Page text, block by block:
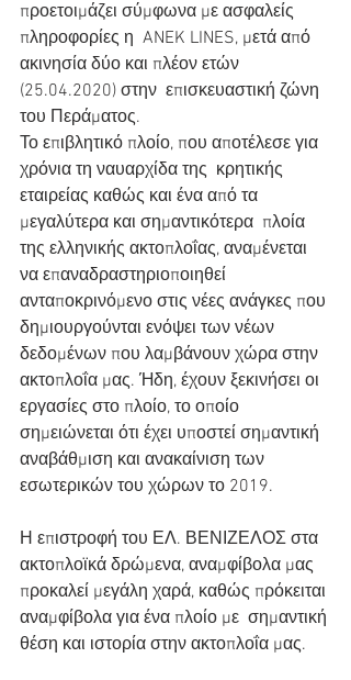
προετοιμάζει σύμφωνα με ασφαλείς
πληροφορίες η  ANEK LINES, μετά από
ακινησία δύο και πλέον ετών
(25.04.2020) στην  επισκευαστική ζώνη
του Περάματος.
Το επιβλητικό πλοίο, που αποτέλεσε για
χρόνια τη ναυαρχίδα της  κρητικής
εταιρείας καθώς και ένα από τα
μεγαλύτερα και σημαντικότερα  πλοία
της ελληνικής ακτοπλοΐας, αναμένεται
να επαναδραστηριοποιηθεί
ανταποκρινόμενο στις νέες ανάγκες που
δημιουργούνται ενόψει των νέων
δεδομένων που λαμβάνουν χώρα στην
ακτοπλοΐα μας. Ήδη, έχουν ξεκινήσει οι
εργασίες στο πλοίο, το οποίο
σημειώνεται ότι έχει υποστεί σημαντική
αναβάθμιση και ανακαίνιση των
εσωτερικών του χώρων το 2019.
Η επιστροφή του ΕΛ. ΒΕΝΙΖΕΛΟΣ στα
ακτοπλοϊκά δρώμενα, αναμφίβολα μας
προκαλεί μεγάλη χαρά, καθώς πρόκειται
αναμφίβολα για ένα πλοίο με  σημαντική
θέση και ιστορία στην ακτοπλοΐα μας.